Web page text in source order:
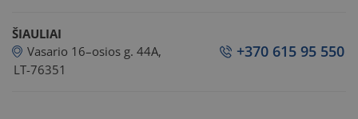
ŠIAULIAI
Vasario 16–osios g. 44A,
LT-76351
+370 615 95 550